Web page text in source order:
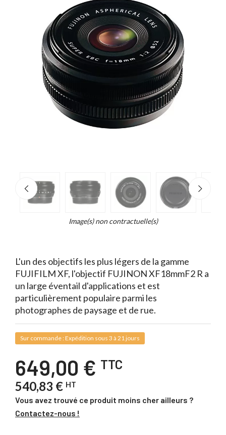
Image(s) non contractuelle(s)
L'un des objectifs les plus légers de la gamme
FUJIFILM XF, l'objectif FUJINON XF18mmF2 R a
un large éventail d'applications et est
particulièrement populaire parmi les
photographes de paysage et de rue.
Sur commande : Expédition sous 3 à 21 jours
649,00 € TTC
540,83 € HT
Vous avez trouvé ce produit moins cher ailleurs ?
Contactez-nous !